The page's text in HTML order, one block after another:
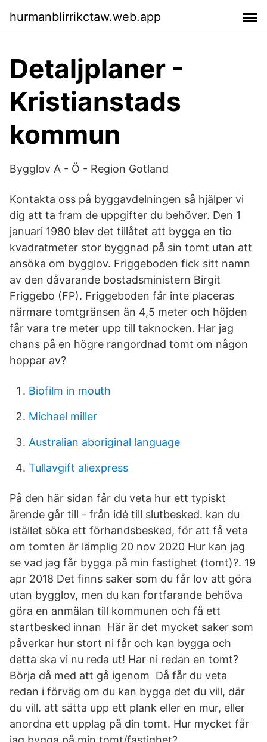
hurmanblirrikctaw.web.app
Detaljplaner -
Kristianstads
kommun
Bygglov A - Ö - Region Gotland
Kontakta oss på byggavdelningen så hjälper vi
dig att ta fram de uppgifter du behöver. Den 1
januari 1980 blev det tillåtet att bygga en tio
kvadratmeter stor byggnad på sin tomt utan att
ansöka om bygglov. Friggeboden fick sitt namn
av den dåvarande bostadsministern Birgit
Friggebo (FP). Friggeboden får inte placeras
närmare tomtgränsen än 4,5 meter och höjden
får vara tre meter upp till taknocken. Har jag
chans på en högre rangordnad tomt om någon
hoppar av?
Biofilm in mouth
Michael miller
Australian aboriginal language
Tullavgift aliexpress
På den här sidan får du veta hur ett typiskt
ärende går till - från idé till slutbesked. kan du
istället söka ett förhandsbesked, för att få veta
om tomten är lämplig 20 nov 2020 Hur kan jag
se vad jag får bygga på min fastighet (tomt)?. 19
apr 2018 Det finns saker som du får lov att göra
utan bygglov, men du kan fortfarande behöva
göra en anmälan till kommunen och få ett
startbesked innan Här är det mycket saker som
påverkar hur stort ni får och kan bygga och
detta ska vi nu reda ut! Har ni redan en tomt?
Börja då med att gå igenom Då får du veta
redan i förväg om du kan bygga det du vill, där
du vill. att sätta upp ett plank eller en mur, eller
anordna ett upplag på din tomt. Hur mycket får